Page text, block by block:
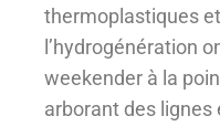
thermoplastiques
l’hydrogénération
weekender à la
arborant des lignes